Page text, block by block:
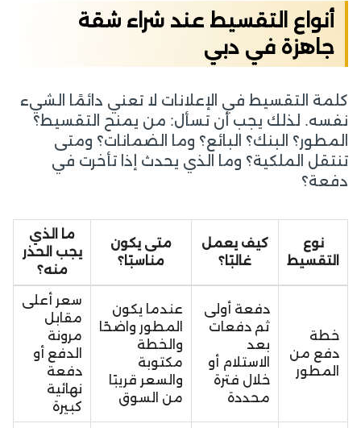
أنواع التقسيط عند شراء شقة
جاهزة في دبي
كلمة التقسيط في الإعلانات لا تعني دائمًا الشيء
نفسه. لذلك يجب أن تسأل: من يمنح التقسيط؟
المطور؟ البنك؟ البائع؟ وما الضمانات؟ ومتى
تنتقل الملكية؟ وما الذي يحدث إذا تأخرت في
دفعة؟
نوع
التقسيط
كيف يعمل
غالبًا؟
متى يكون
مناسبًا؟
ما الذي
يجب الحذر
منه؟
خطة
دفع من
المطور
دفعة أولى
ثم دفعات
بعد
الاستلام أو
خلال فترة
محددة
عندما يكون
المطور واضحًا
والخطة
مكتوبة
والسعر قريبًا
من السوق
سعر أعلى
مقابل
مرونة
الدفع أو
دفعة
نهائية
كبيرة